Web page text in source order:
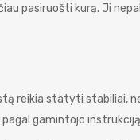
pasiruošti kurą. Ji
reikia statyti stabiliai,
gamintojo